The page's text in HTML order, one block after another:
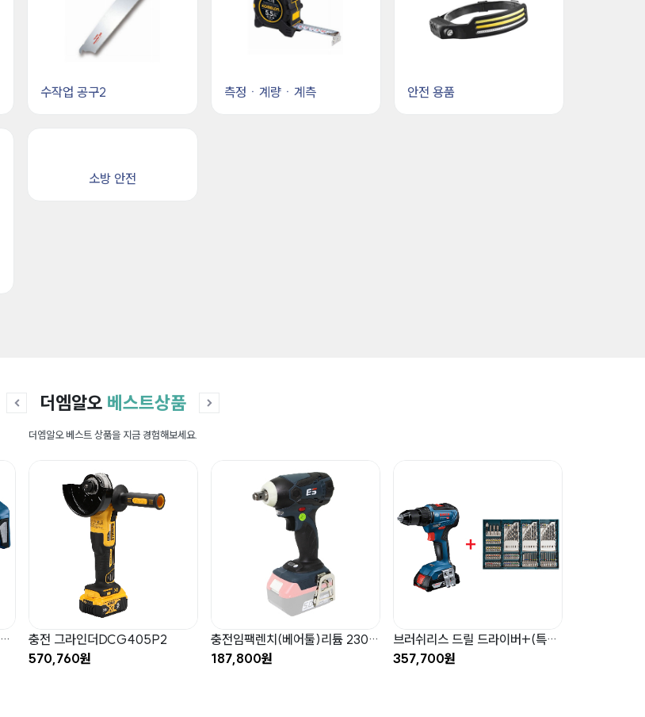
수작업 공구2 측정ㆍ계량ㆍ계측 안전 용품
소방 안전
더엠알오 베스트상품
더엠알오 베스트 상품을 지금 경험해보세요.
충전 그라인더(베어툴)GWS 18V-7(배터리X,충전기X) (06019H90B0)
충전 그라인더DCG405P2
570,760원
충전임팩렌치(베어툴)리튬 230Nm 0~3200bpm 0~2200rpm 1.6kg (625-
187,800원
브러쉬리스 드릴 드라이버+(특별구성 100pcs증정)(할인) ★
357,700원